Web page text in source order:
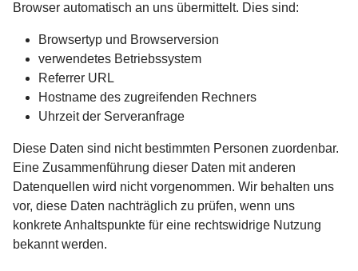
Browser automatisch an uns übermittelt. Dies sind:
Browsertyp und Browserversion
verwendetes Betriebssystem
Referrer URL
Hostname des zugreifenden Rechners
Uhrzeit der Serveranfrage
Diese Daten sind nicht bestimmten Personen zuordenbar.
Eine Zusammenführung dieser Daten mit anderen
Datenquellen wird nicht vorgenommen. Wir behalten uns
vor, diese Daten nachträglich zu prüfen, wenn uns
konkrete Anhaltspunkte für eine rechtswidrige Nutzung
bekannt werden.